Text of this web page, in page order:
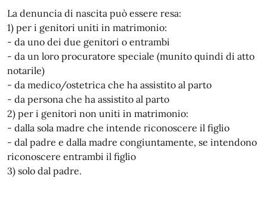
La denuncia di nascita può essere resa:
1) per i genitori uniti in matrimonio:
- da uno dei due genitori o entrambi
- da un loro procuratore speciale (munito quindi di atto
notarile)
- da medico/ostetrica che ha assistito al parto
- da persona che ha assistito al parto
2) per i genitori non uniti in matrimonio:
- dalla sola madre che intende riconoscere il figlio
- dal padre e dalla madre congiuntamente, se intendono
riconoscere entrambi il figlio
3) solo dal padre.